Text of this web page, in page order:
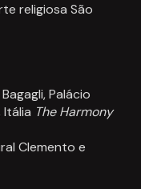
religiosa São
Palácio
The Harmony
Clemento e